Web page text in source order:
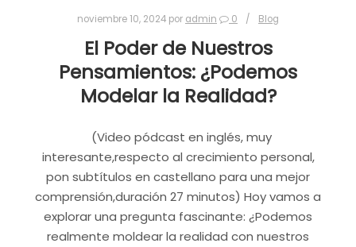
noviembre 10, 2024 por admin 0 Blog
El Poder de Nuestros
Pensamientos: ¿Podemos
Modelar la Realidad?
(Video pódcast en inglés, muy
interesante,respecto al crecimiento personal,
pon subtítulos en castellano para una mejor
comprensión,duración 27 minutos) Hoy vamos a
explorar una pregunta fascinante: ¿Podemos
realmente moldear la realidad con nuestros